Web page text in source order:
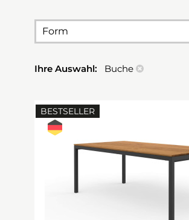
Form
Ihre Auswahl: Buche
BESTSELLER